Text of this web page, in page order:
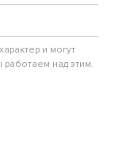
и могут
над этим.